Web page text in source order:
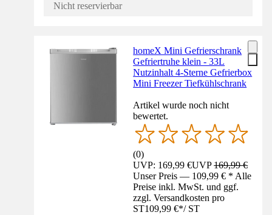
Nicht reservierbar
homeX Mini Gefrierschrank
Gefriertruhe klein - 33L
Nutzinhalt 4-Sterne Gefrierbox
Mini Freezer Tiefkühlschrank
Artikel wurde noch nicht
bewertet.
(0)
UVP: 169,99 €UVP169,99 €
Unser Preis — 109,99 € * Alle
Preise inkl. MwSt. und ggf.
zzgl. Versandkosten pro
ST109,99 €*/ ST